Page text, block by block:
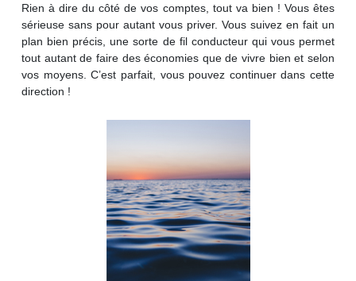
Rien à dire du côté de vos comptes, tout va bien ! Vous êtes
sérieuse sans pour autant vous priver. Vous suivez en fait un
plan bien précis, une sorte de fil conducteur qui vous permet
tout autant de faire des économies que de vivre bien et selon
vos moyens. C’est parfait, vous pouvez continuer dans cette
direction !